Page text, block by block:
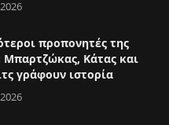
προπονητές της
Μπαρτζώκας, Κάτας και
γράφουν ιστορία